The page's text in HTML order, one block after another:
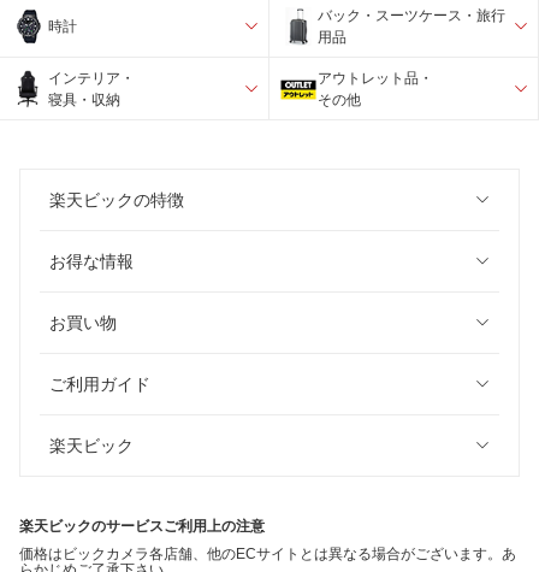
時計
バック・スーツケース・旅行
用品
インテリア・
寝具・収納
アウトレット品・
その他
楽天ビックの特徴
お得な情報
お買い物
ご利用ガイド
楽天ビック
楽天ビックのサービスご利用上の注意
価格はビックカメラ各店舗、他のECサイトとは異なる場合がございます。あ